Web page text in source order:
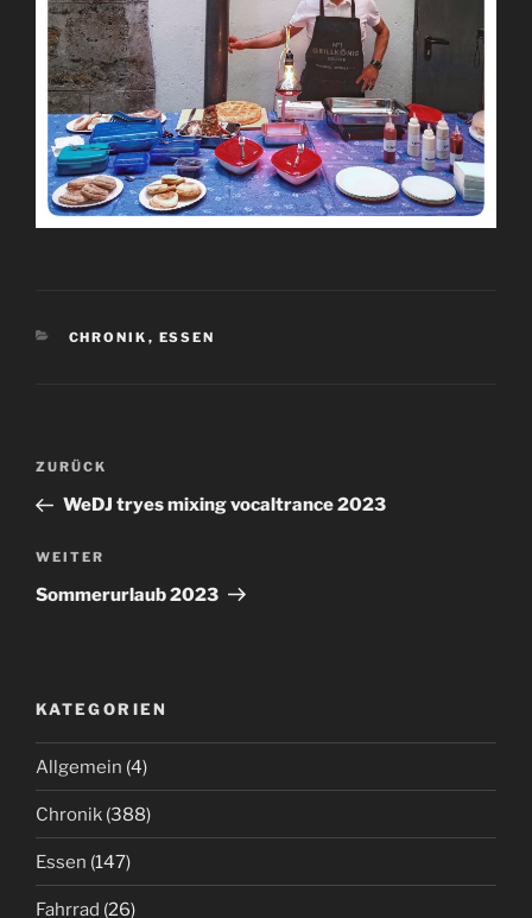
KATEGORIEN
CHRONIK , ESSEN
Beitrags-
Vorheriger
Beitrag
ZURÜCK
WeDJ tryes mixing vocaltrance 2023
Nächster
Beitrag
WEITER
Sommerurlaub 2023
KATEGORIEN
Allgemein (4)
Chronik (388)
Essen (147)
Fahrrad (26)